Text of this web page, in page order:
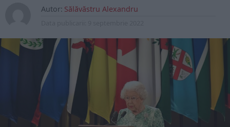
Autor: Sălăvăstru Alexandru